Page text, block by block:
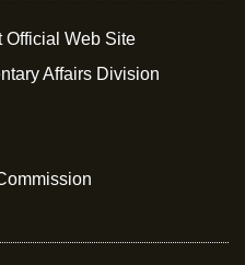
Official Web Site
Affairs Division